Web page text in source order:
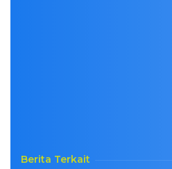
Berita Terkait